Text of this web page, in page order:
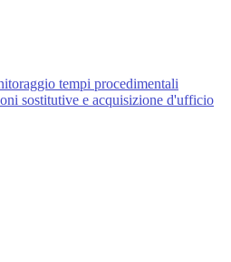
tempi procedimentali
sostitutive e acquisizione d'ufficio